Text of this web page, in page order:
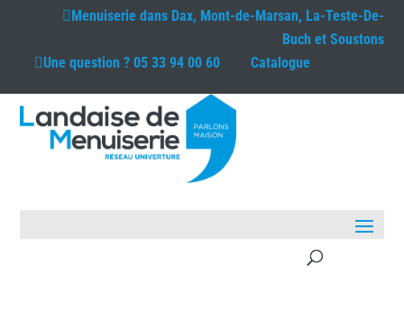
Menuiserie dans Dax, Mont-de-Marsan, La-Teste-De-
Buch et Soustons
Une question ?05 33 94 00 60 Catalogue